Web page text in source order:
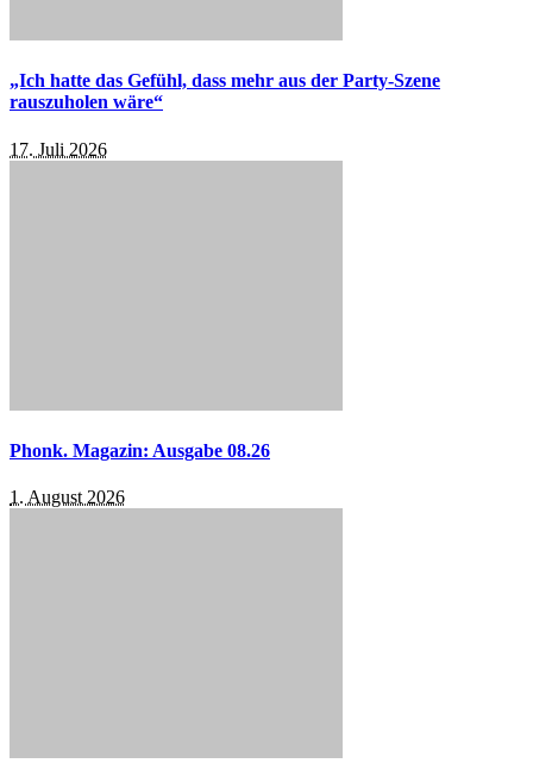
„Ich hatte das Gefühl, dass mehr aus der Party-Szene
rauszuholen wäre“
17. Juli 2026
Phonk. Magazin: Ausgabe 08.26
1. August 2026